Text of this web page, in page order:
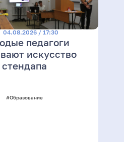
04.08.2026 / 17:30
педагоги
искусство
стендапа
#Образование